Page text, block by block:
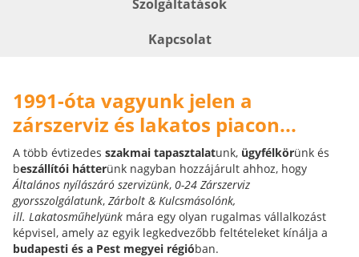
Szolgáltatások
Kapcsolat
1991-óta vagyunk jelen a
zárszerviz és lakatos piacon...
A több évtizedes szakmai tapasztalatunk, ügyfélkörünk és
beszállítói hátterünk nagyban hozzájárult ahhoz, hogy
Általános nyílászáró szervizünk, 0-24 Zárszerviz
gyorsszolgálatunk, Zárbolt & Kulcsmásolónk,
ill. Lakatosműhelyünk mára egy olyan rugalmas vállalkozást
képvisel, amely az egyik legkedvezőbb feltételeket kínálja a
budapesti és a Pest megyei régióban.